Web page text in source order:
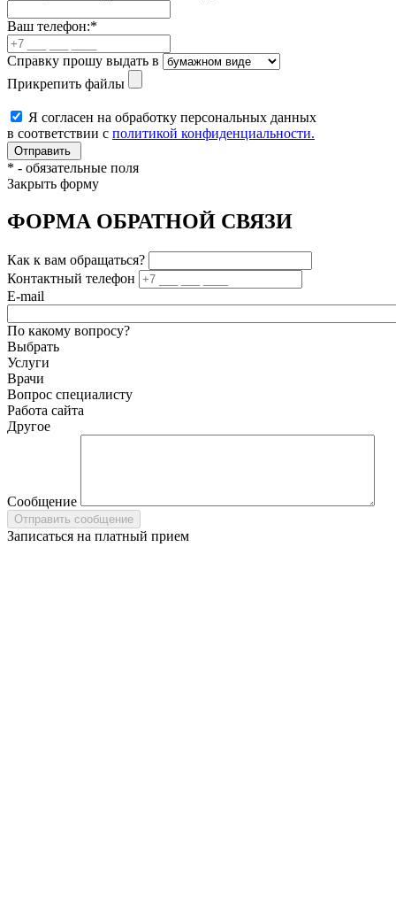
Ваш телефон:*
Справку прошу выдать в
Прикрепить файлы
Я согласен на обработку персональных данных
в соответствии с политикой конфиденциальности.
* - обязательные поля
Закрыть форму
ФОРМА ОБРАТНОЙ СВЯЗИ
Как к вам обращаться?
Контактный телефон
E-mail
По какому вопросу?
Выбрать
Услуги
Врачи
Вопрос специалисту
Работа сайта
Другое
Сообщение
Записаться на платный прием